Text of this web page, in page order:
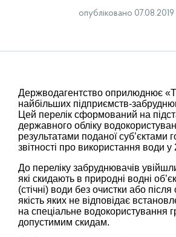
опубліковано 07.08.2019
Держводагентство оприлюднює
найбільших підприємств-
Цей перелік сформований на
державного обліку
результатами поданої суб’єктами
звітності про використання води у
До переліку забруднювачів
які скидають в природні водні
(стічні) води без очистки або
якість яких не відповідає
на спеціальне водокористування
допустимим скидам.